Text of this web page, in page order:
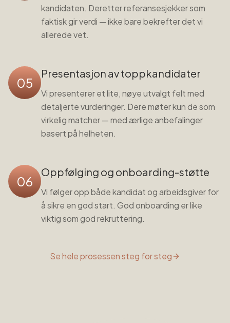
kandidaten. Deretter referansesjekker som
faktisk gir verdi — ikke bare bekrefter det vi
allerede vet.
05
Presentasjon av toppkandidater
Vi presenterer et lite, nøye utvalgt felt med
detaljerte vurderinger. Dere møter kun de som
virkelig matcher — med ærlige anbefalinger
basert på helheten.
06
Oppfølging og onboarding-støtte
Vi følger opp både kandidat og arbeidsgiver for
å sikre en god start. God onboarding er like
viktig som god rekruttering.
Se hele prosessen steg for steg